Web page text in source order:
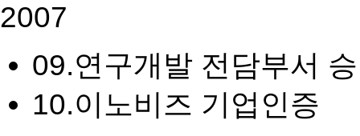
2007
09.연구개발 전담부서
10.이노비즈 기업인증